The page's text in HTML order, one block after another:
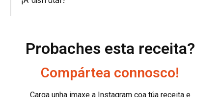
Probaches esta receita?
Compártea connosco!
Carga unha imaxe a Instagram coa túa receita e